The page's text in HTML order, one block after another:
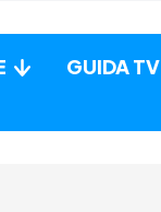
GUIDA TV